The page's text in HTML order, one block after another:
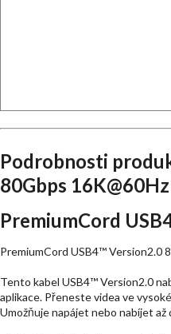
Podrobnosti
80Gbps
PremiumCord
PremiumCord USB4™ Version2.0
Tento kabel USB4™ Version2.0
aplikace. Přeneste videa ve
Umožňuje napájet nebo nabíjet až